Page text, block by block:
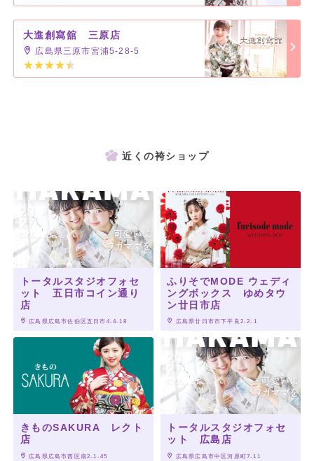
大進創寫舘 三原店
広島県三原市宮浦5-28-5
近くの袴ショップ
トータルスタジオフォセ
ット 五日市コイン通り
店
広島県広島市佐伯区五日市4-4-18
ふりそでMODE ウェディ
ングボックス ゆめタウ
ン廿日市店
広島県廿日市市下平良2-2-1
きものSAKURA レクト
店
広島県広島市西区扇2-1-45
トータルスタジオフォセ
ット 広島店
広島県広島市中区河原町7-11